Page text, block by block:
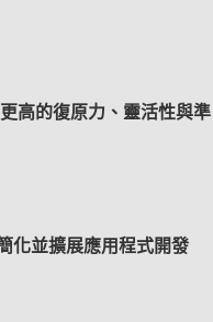
高的復原力、靈活性與準
化並擴展應用程式開發